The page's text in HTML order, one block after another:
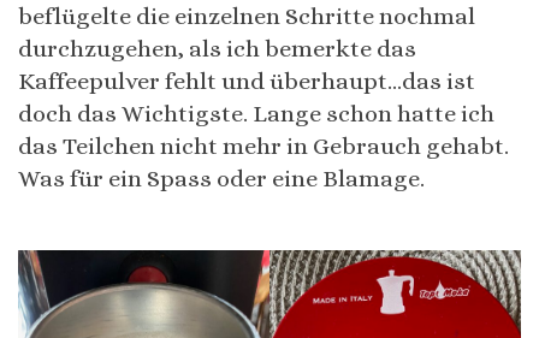
beflügelte die einzelnen Schritte nochmal
durchzugehen, als ich bemerkte das
Kaffeepulver fehlt und überhaupt…das ist
doch das Wichtigste. Lange schon hatte ich
das Teilchen nicht mehr in Gebrauch gehabt.
Was für ein Spass oder eine Blamage.